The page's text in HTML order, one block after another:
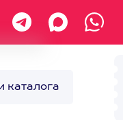
каталога